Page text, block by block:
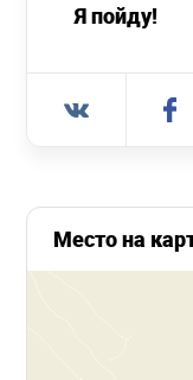
Я пойду!
Место на